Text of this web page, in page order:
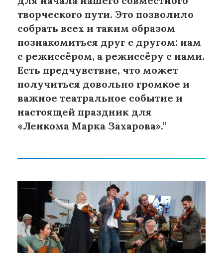
творческого пути. Это позволило
собрать всех и таким образом
познакомиться друг с другом: нам
с режиссёром, а режиссёру с нами.
Есть предчувствие, что может
получиться довольно громкое и
важное театральное событие и
настоящей праздник для
«Ленкома Марка Захарова».”